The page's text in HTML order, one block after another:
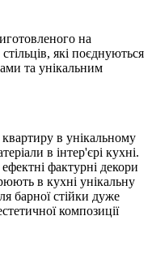
на
які поєднуються
та унікальним
в унікальному
в інтер'єрі кухні.
ефектні фактурні декори
в кухні унікальну
барної стійки дуже
композиції